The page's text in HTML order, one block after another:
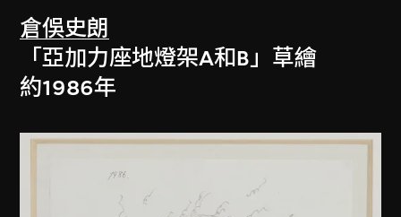
倉俁史朗
「亞加力座地燈架A和B」草繪
約1986年